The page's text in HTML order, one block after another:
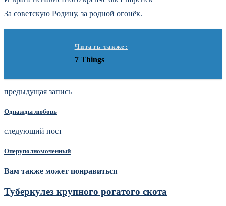
За советскую Родину, за родной огонёк.
Читать также:
7 Things
предыдущая запись
Однажды любовь
следующий пост
Оперуполномоченный
Вам также может понравиться
Туберкулез крупного рогатого скота